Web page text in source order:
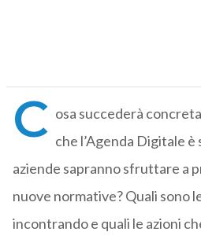
C osa succederà
che l’Agenda Digitale
aziende sapranno sfruttare a
nuove normative? Quali sono
incontrando e quali le azioni